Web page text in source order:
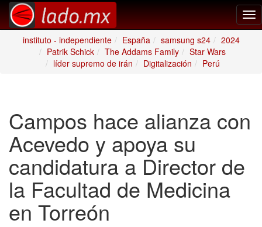
instituto - independiente
España samsung s24
2024
Patrik Schick
The Addams Family
Star Wars
líder supremo de irán
Digitalización Perú
Campos hace alianza con
Acevedo y apoya su
candidatura a Director de
la Facultad de Medicina
en Torreón